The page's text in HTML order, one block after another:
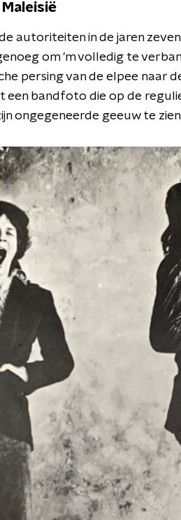
de autoriteiten in de jaren
om 'm volledig te
persing van de elpee naar
bandfoto die op de
ongegeneerde geeuw te